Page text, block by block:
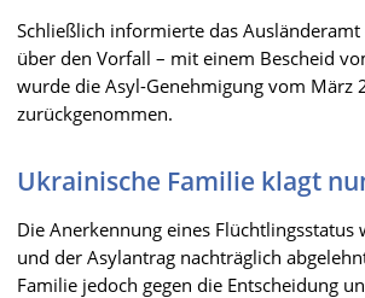
Schließlich informierte das
über den Vorfall – mit einem Bescheid
wurde die Asyl-Genehmigung vom März
zurückgenommen.
Ukrainische Familie klagt
Die Anerkennung eines
und der Asylantrag nachträglich
Familie jedoch gegen die Entscheidung